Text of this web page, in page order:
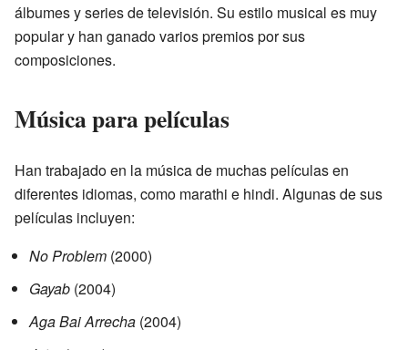
álbumes y series de televisión. Su estilo musical es muy
popular y han ganado varios premios por sus
composiciones.
Música para películas
Han trabajado en la música de muchas películas en
diferentes idiomas, como marathi e hindi. Algunas de sus
películas incluyen:
No Problem (2000)
Gayab (2004)
Aga Bai Arrecha (2004)